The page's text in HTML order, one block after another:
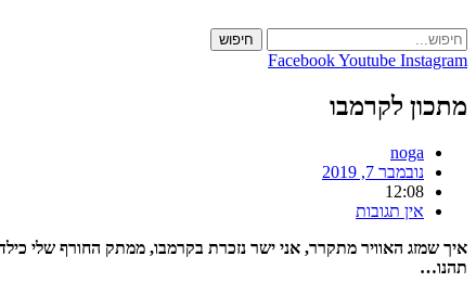
to
content
חיפוש
FacebookYoutube Instagram
מתכון לקרמבו
noga
נובמבר 7, 2019
12:08
אין תגובות
איך שמזג האוויר מתקרר, אני ישר נזכרת בקרמבו, ממתק החורף שלי
תהנו…